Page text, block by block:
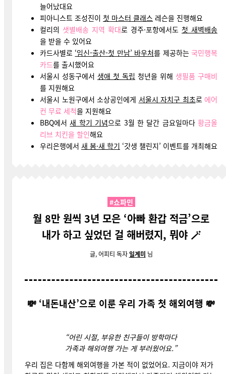
늘어났대요
피아니스트 조성진이 첫 마스터 클래스 레슨을 진행해요
컬리의 샛별배송 지역 확대로 경주·포항에서도 첫 새벽배송
을 받을 수 있어요
카드사별로 ‘임신-출산-첫 만남’ 바우처를 제공하는국민행복
카드를 출시했어요
서울시 성동구에서 생애 첫 독립 청년을 위해 생필품 구매비
를 지원해요
서울시 노원구에서 소상공인에게 서울시 자치구 최초로 에어
컨 무료 세척을 지원해요
BBQ에서새 학기 기념으로 3월 한 달간 금요일마다 황금올
리브 치킨을 할인해요
우리은행에서 새 봄·새 학기 ‘갓생 챌린지’ 이벤트를 개최해요
#쇼파민
월 8만 원씩 3년 모은 ‘아빠 환갑 적금’으로
내가 하고 싶었던 걸 해버렸지, 뭐야 🪄
글, 어피티 독자일계미 님
💸 ‘내돈내산’으로 이룬 우리 가족 첫 해외여행 💸
“어린 시절, 부유한 친구들이 방학마다
가족과 해외여행 가는 게 부러웠어요.”
우리 집은 다함께 해외여행을 가본 적이 없었어요. 지금이야 저가